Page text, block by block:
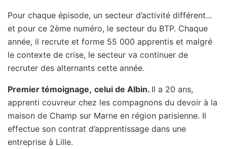
Pour chaque épisode, un secteur d’activité différent…
et pour ce 2ème numéro, le secteur du BTP. Chaque
année, il recrute et forme 55 000 apprentis et malgré
le contexte de crise, le secteur va continuer de
recruter des alternants cette année.
Premier témoignage, celui de Albin. Il a 20 ans,
apprenti couvreur chez les compagnons du devoir à la
maison de Champ sur Marne en région parisienne. Il
effectue son contrat d’apprentissage dans une
entreprise à Lille.